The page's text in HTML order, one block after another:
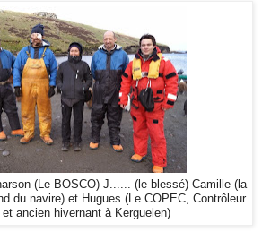
(Le BOSCO) J...... (le blessé) Camille (la
du navire) et Hugues (Le COPEC, Contrôleur
ancien hivernant à Kerguelen)